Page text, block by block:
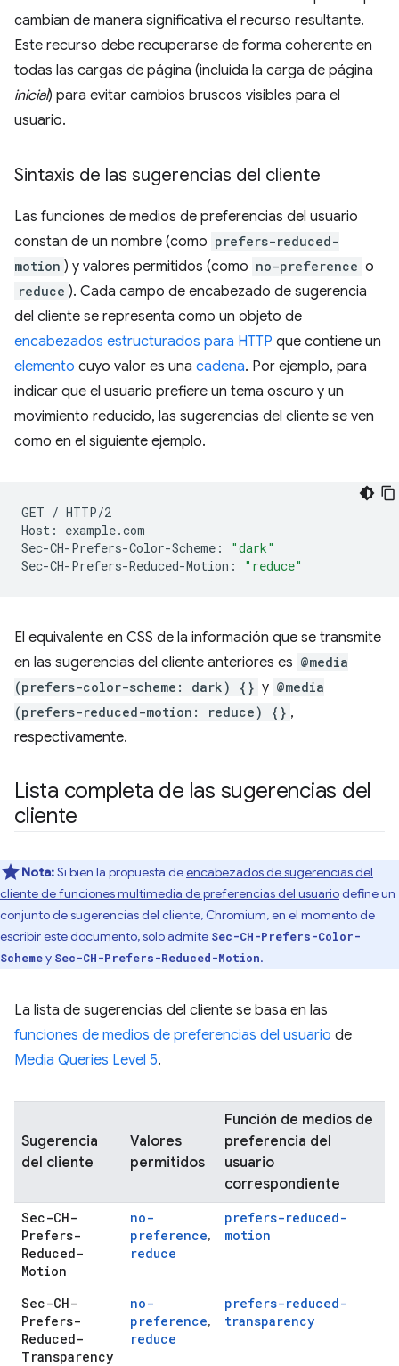
cambian de manera significativa el recurso resultante.
Este recurso debe recuperarse de forma coherente en
todas las cargas de página (incluida la carga de página
inicial) para evitar cambios bruscos visibles para el
usuario.
Sintaxis de las sugerencias del cliente
Las funciones de medios de preferencias del usuario
constan de un nombre (como prefers-reduced-
motion ) y valores permitidos (como no-preference o
reduce ). Cada campo de encabezado de sugerencia
del cliente se representa como un objeto de
encabezados estructurados para HTTP que contiene un
elemento cuyo valor es una cadena. Por ejemplo, para
indicar que el usuario prefiere un tema oscuro y un
movimiento reducido, las sugerencias del cliente se ven
como en el siguiente ejemplo.
GET / HTTP/2
Host:
example.com
Sec-CH-Prefers-Color-Scheme:
"dark"
Sec-CH-Prefers-Reduced-Motion:
"reduce"
El equivalente en CSS de la información que se transmite
en las sugerencias del cliente anteriores es @media
(prefers-color-scheme: dark) {} y @media
(prefers-reduced-motion: reduce) {} ,
respectivamente.
Lista completa de las sugerencias del
cliente
Nota:Si bien la propuesta deencabezados de sugerencias del
cliente de funciones multimedia de preferencias del usuariodefine un
conjunto de sugerencias del cliente, Chromium, en el momento de
escribir este documento, solo admite Sec-CH-Prefers-Color-
Schemey Sec-CH-Prefers-Reduced-Motion.
La lista de sugerencias del cliente se basa en las
funciones de medios de preferencias del usuario de
Media Queries Level 5.
Sugerencia
del cliente
Valores
permitidos
Función de medios de
preferencia del
usuario
correspondiente
Sec-CH-
Prefers-
Reduced-
Motion
no-
preference,
reduce
prefers-reduced-
motion
Sec-CH-
Prefers-
Reduced-
Transparency
no-
preference,
reduce
prefers-reduced-
transparency